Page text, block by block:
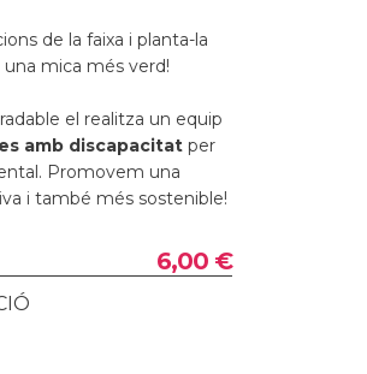
de la faixa i planta-la
mica més verd!
el realitza un equip
amb discapacitat per
Promovem una
i també més sostenible!
6,00 €